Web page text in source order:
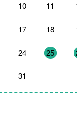
10 11
17 18
24 25
31